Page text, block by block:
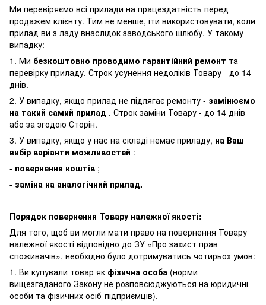
Ми перевіряємо всі прилади на працездатність перед
продажем клієнту. Тим не менше, іти використовувати, коли
прилад ви з ладу внаслідок заводського шлюбу. У такому
випадку:
1. Ми безкоштовно проводимо гарантійний ремонт та
перевірку приладу. Строк усунення недоліків Товару - до 14
днів.
2. У випадку, якщо прилад не підлягає ремонту - замінюємо
на такий самий прилад . Строк заміни Товару - до 14 днів
або за згодою Сторін.
3. У випадку, якщо у нас на складі немає приладу, на Ваш
вибір варіанти можливостей :
- повернення коштів ;
- заміна на аналогічний прилад.
Порядок повернення Товару належної якості:
Для того, щоб ви могли мати право на повернення Товару
належної якості відповідно до ЗУ «Про захист прав
споживачів», необхідно було дотримуватись чотирьох умов:
1. Ви купували товар як фізична особа (норми
вищезгаданого Закону не розповсюджуються на юридичні
особи та фізичних осіб-підприємців).